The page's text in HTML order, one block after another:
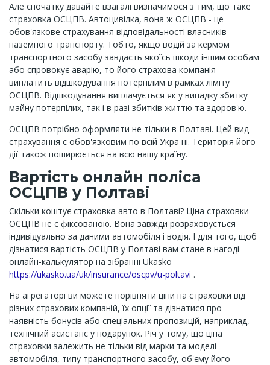
Але спочатку давайте взагалі визначимося з тим, що таке
страховка ОСЦПВ. Автоцивілка, вона ж ОСЦПВ - це
обов'язкове страхування відповідальності власників
наземного транспорту. Тобто, якщо водій за кермом
транспортного засобу завдасть якоїсь шкоди іншим особам
або спровокує аварію, то його страхова компанія
виплатить відшкодування потерпілим в рамках ліміту
ОСЦПВ. Відшкодування виплачується як у випадку збитку
майну потерпілих, так і в разі збитків життю та здоров'ю.
ОСЦПВ потрібно оформляти не тільки в Полтаві. Цей вид
страхування є обов'язковим по всій Україні. Територія його
дії також поширюється на всю нашу країну.
Вартість онлайн поліса
ОСЦПВ у Полтаві
Скільки коштує страховка авто в Полтаві? Ціна страховки
ОСЦПВ не є фіксованою. Вона завжди розраховується
індивідуально за даними автомобіля і водія. І для того, щоб
дізнатися вартість ОСЦПВ у Полтаві вам стане в нагоді
онлайн-калькулятор на зібранні Ukasko
https://ukasko.ua/uk/insurance/oscpv/u-poltavi .
На агрегаторі ви можете порівняти ціни на страховки від
різних страхових компаній, їх опції та дізнатися про
наявність бонусів або спеціальних пропозицій, наприклад,
технічний асистанс у подарунок. Річ у тому, що ціна
страховки залежить не тільки від марки та моделі
автомобіля, типу транспортного засобу, об'єму його